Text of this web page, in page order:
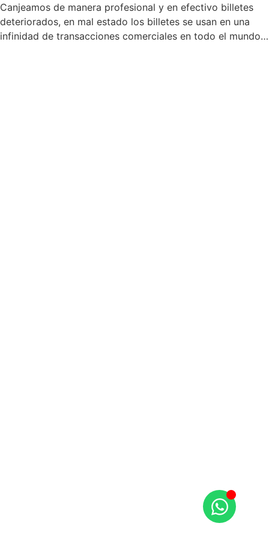
Canjeamos de manera profesional y en efectivo billetes
deteriorados, en mal estado los billetes se usan en una
infinidad de transacciones comerciales en todo el mundo…